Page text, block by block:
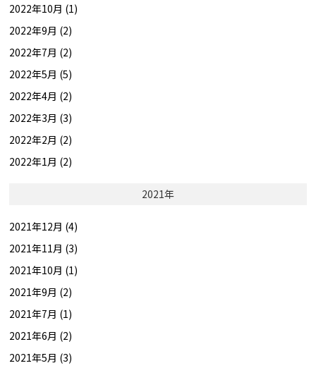
2022年10月 (1)
2022年9月 (2)
2022年7月 (2)
2022年5月 (5)
2022年4月 (2)
2022年3月 (3)
2022年2月 (2)
2022年1月 (2)
2021年
2021年12月 (4)
2021年11月 (3)
2021年10月 (1)
2021年9月 (2)
2021年7月 (1)
2021年6月 (2)
2021年5月 (3)